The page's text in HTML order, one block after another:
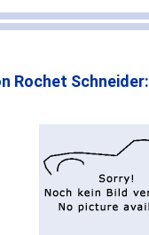
Rochet Schneider: